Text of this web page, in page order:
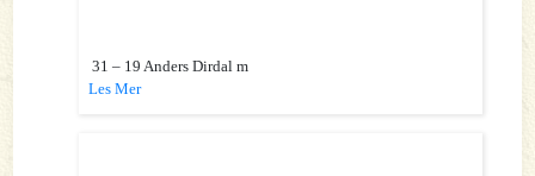
31 – 19 Anders Dirdal m
Les Mer